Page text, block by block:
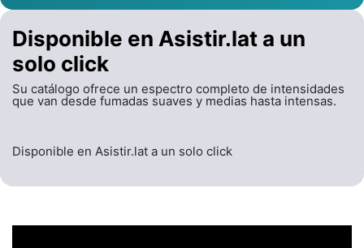
Disponible en Asistir.lat a un
solo click
Su catálogo ofrece un espectro completo de intensidades
que van desde fumadas suaves y medias hasta intensas.
Disponible en Asistir.lat a un solo click